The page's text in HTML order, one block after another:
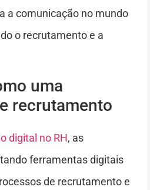
a comunicação no mundo
o recrutamento e a
uma
recrutamento
digital no RH, as
ferramentas digitais
de recrutamento e